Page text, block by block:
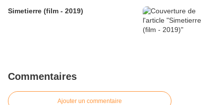
Simetierre (film - 2019)
Commentaires
Ajouter un commentaire